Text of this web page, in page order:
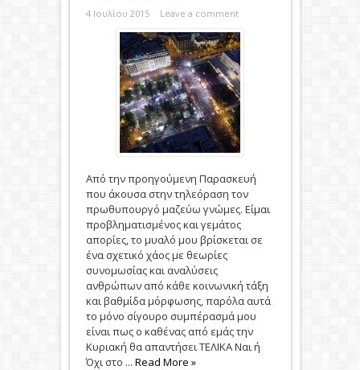
4 Ιουλίου 2015 Leave a comment
Από την προηγούμενη Παρασκευή
που άκουσα στην τηλεόραση τον
πρωθυπουργό μαζεύω γνώμες. Είμαι
προβληματισμένος και γεμάτος
απορίες, το μυαλό μου βρίσκεται σε
ένα σχετικό χάος με θεωρίες
συνομωσίας και αναλύσεις
ανθρώπων από κάθε κοινωνική τάξη
και βαθμίδα μόρφωσης, παρόλα αυτά
το μόνο σίγουρο συμπέρασμά μου
είναι πως ο καθένας από εμάς την
Κυριακή θα απαντήσει ΤΕΛΙΚΑ Ναι ή
Όχι στο ... Read More »